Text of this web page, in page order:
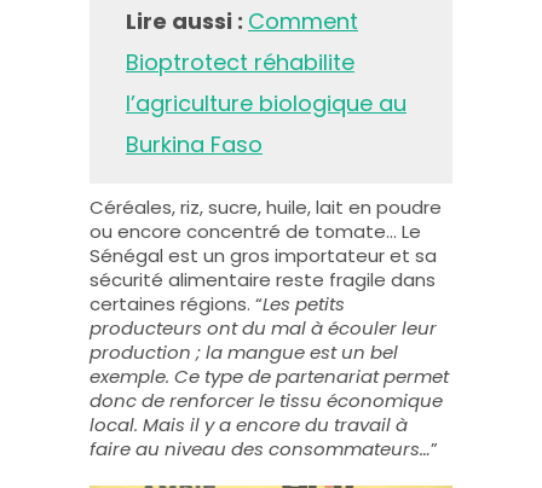
Lire aussi : Comment
Bioptrotect réhabilite
l’agriculture biologique au
Burkina Faso
Céréales, riz, sucre, huile, lait en poudre
ou encore concentré de tomate… Le
Sénégal est un gros importateur et sa
sécurité alimentaire reste fragile dans
certaines régions. “Les petits
producteurs ont du mal à écouler leur
production ; la mangue est un bel
exemple. Ce type de partenariat permet
donc de renforcer le tissu économique
local. Mais il y a encore du travail à
faire au niveau des consommateurs…”